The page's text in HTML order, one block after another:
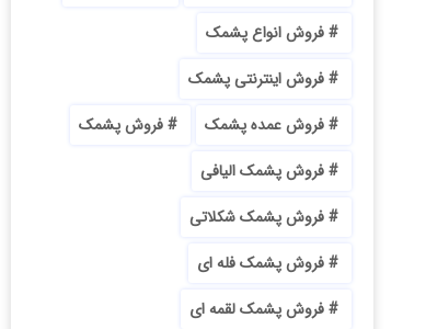
فروش انواع پشمک
فروش اینترنتی پشمک
فروش عمده پشمک
فروش پشمک
فروش پشمک الیافی
فروش پشمک شکلاتی
فروش پشمک فله ای
فروش پشمک لقمه ای